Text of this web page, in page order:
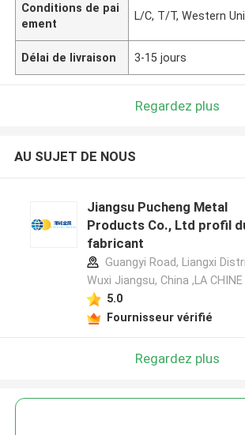
Conditions de pai
ement
L/C, T/T, Western
Délai de livraison 3-15 jours
Regardez plus
AU SUJET DE NOUS
Jiangsu Pucheng Metal
Products Co., Ltd profil
fabricant
Guangyi Road, Liangxi
Wuxi Jiangsu, China ,LA CHINE
5.0
Fournisseur vérifié
Regardez plus